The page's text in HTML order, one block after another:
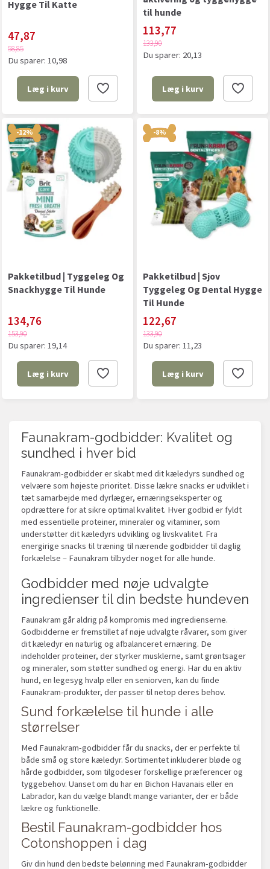
Hygge Til Katte
47,87
58,85
Du sparer: 10,98
Læg i kurv
til hunde
113,77
133,90
Du sparer: 20,13
Læg i kurv
-12%
Pakketilbud | Tyggeleg Og
Snackhygge Til Hunde
134,76
153,90
Du sparer: 19,14
Læg i kurv
-8%
Pakketilbud | Sjov
Tyggeleg Og Dental Hygge
Til Hunde
122,67
133,90
Du sparer: 11,23
Læg i kurv
Faunakram-godbidder: Kvalitet og
sundhed i hver bid
Faunakram-godbidder er skabt med dit kæledyrs sundhed og
velvære som højeste prioritet. Disse lækre snacks er udviklet i
tæt samarbejde med dyrlæger, ernæringseksperter og
opdrættere for at sikre optimal kvalitet. Hver godbid er fyldt
med essentielle proteiner, mineraler og vitaminer, som
understøtter dit kæledyrs udvikling og livskvalitet. Fra
energirige snacks til træning til nærende godbidder til daglig
forkælelse – Faunakram tilbyder noget for alle hunde.
Godbidder med nøje udvalgte
ingredienser til din bedste hundeven
Faunakram går aldrig på kompromis med ingredienserne.
Godbidderne er fremstillet af nøje udvalgte råvarer, som giver
dit kæledyr en naturlig og afbalanceret ernæring. De
indeholder proteiner, der styrker musklerne, samt grøntsager
og mineraler, som støtter sundhed og energi. Har du en aktiv
hund, en legesyg hvalp eller en seniorven, kan du finde
Faunakram-produkter, der passer til netop deres behov.
Sund forkælelse til hunde i alle
størrelser
Med Faunakram-godbidder får du snacks, der er perfekte til
både små og store kæledyr. Sortimentet inkluderer bløde og
hårde godbidder, som tilgodeser forskellige præferencer og
tyggebehov. Uanset om du har en Bichon Havanais eller en
Labrador, kan du vælge blandt mange varianter, der er både
lækre og funktionelle.
Bestil Faunakram-godbidder hos
Cotonshoppen i dag
Giv din hund den bedste belønning med Faunakram-godbidder